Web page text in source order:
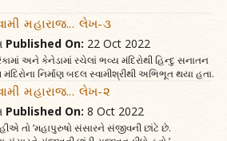
મહારાજ... લેખ-૩
Published On: 22 Oct 2022
અને કેનેડામાં રચેલાં ભવ્ય મંદિરોથી હિન્દુ સનાતન
મંદિરોના નિર્માણ બદલ સ્વામીશ્રીથી અભિભૂત થયા હતા.
મહારાજ... લેખ-૨
Published On: 8 Oct 2022
તો ‘મહાપુરુષો સંસારને સંજીવની છાંટે છે.